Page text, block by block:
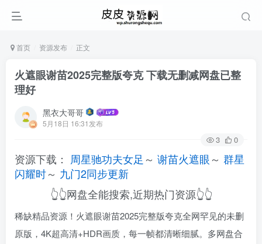
首页 资源发布 正文
火遮眼谢苗2025完整版夸克 下载无删减网盘已整
理好
黑衣大哥哥
5月18日 16:31发布
3 0
资源下载： 周星驰功夫女足 ～ 谢苗火遮眼～ 群星
闪耀时～ 九门2同步更新
👆👆网盘全能搜索,近期热门资源👆👆
稀缺精品资源！火遮眼谢苗2025完整版夸克全网罕见的未删
原版，4K超高清+HDR画质，每一帧都清晰细腻。多网盘合